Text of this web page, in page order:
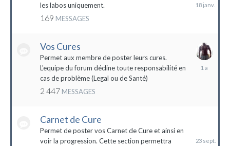
les labos uniquement.
169 MESSAGES
Vos Cures
Permet aux membre de poster leurs cures.
L'equipe du forum décline toute responsabilité en
cas de problème (Legal ou de Santé)
2 447 MESSAGES
28
Carnet de Cure
Permet de poster vos Carnet de Cure et ainsi en
voir la progression. Cette section permettra
2023